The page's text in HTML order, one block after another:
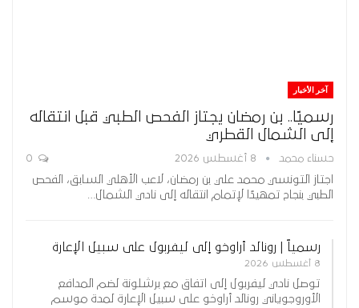
آخر الأخبار
رسميًا.. بن رمضان يجتاز الفحص الطبي قبل انتقاله
إلى الشمال القطري
حسناء محمد 8 أغسطس 2026
اجتاز التونسي محمد علي بن رمضان، لاعب الأهلي السابق، الفحص
الطبي بنجاح تمهيدًا لإتمام انتقاله إلى نادي الشمال…
رسمياً | رونالد أراوخو إلى ليفربول على سبيل الإعارة
8 أغسطس 2026
توصل نادي ليفربول إلى اتفاق مع برشلونة لضم المدافع
الأوروجوياني رونالد أراوخو على سبيل الإعارة لمدة موسم